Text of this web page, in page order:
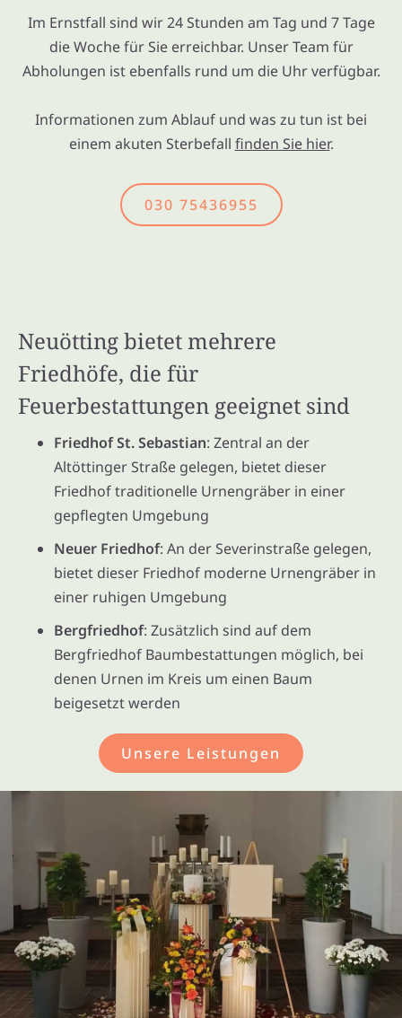
Im Ernstfall sind wir 24 Stunden am Tag und 7 Tage
die Woche für Sie erreichbar. Unser Team für
Abholungen ist ebenfalls rund um die Uhr verfügbar.
Informationen zum Ablauf und was zu tun ist bei
einem akuten Sterbefall finden Sie hier.
030 75436955
Neuötting bietet mehrere
Friedhöfe, die für
Feuerbestattungen geeignet sind
Friedhof St. Sebastian: Zentral an der
Altöttinger Straße gelegen, bietet dieser
Friedhof traditionelle Urnengräber in einer
gepflegten Umgebung
Neuer Friedhof: An der Severinstraße gelegen,
bietet dieser Friedhof moderne Urnengräber in
einer ruhigen Umgebung
Bergfriedhof: Zusätzlich sind auf dem
Bergfriedhof Baumbestattungen möglich, bei
denen Urnen im Kreis um einen Baum
beigesetzt werden
Unsere Leistungen